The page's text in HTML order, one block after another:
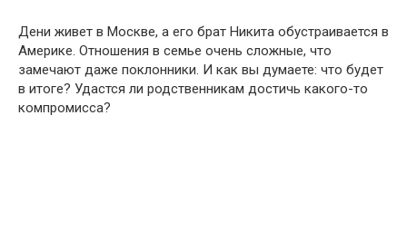
Дени живет в Москве, а его брат Никита обустраивается в
Америке. Отношения в семье очень сложные, что
замечают даже поклонники. И как вы думаете: что будет
в итоге? Удастся ли родственникам достичь какого-то
компромисса?